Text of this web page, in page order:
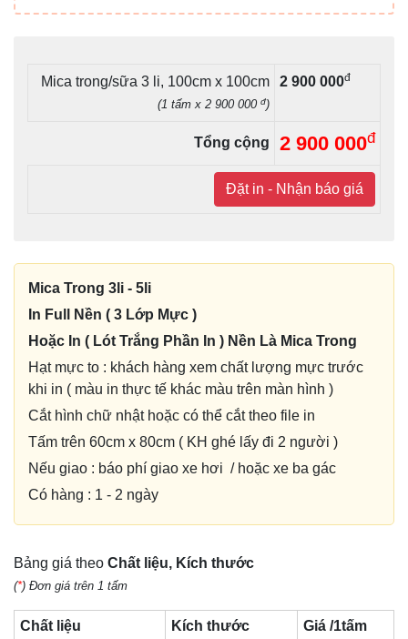
Mica trong/sữa 3 li, 100cm x 100cm
(1 tấm x 2 900 000 đ)
2 900 000đ
Tổng cộng 2 900 000đ
Đặt in - Nhận báo giá
Mica Trong 3li - 5li
In Full Nền ( 3 Lớp Mực )
Hoặc In ( Lót Trắng Phần In ) Nền Là Mica Trong
Hạt mực to : khách hàng xem chất lượng mực trước
khi in ( màu in thực tế khác màu trên màn hình )
Cắt hình chữ nhật hoặc có thể cắt theo file in
Tấm trên 60cm x 80cm ( KH ghé lấy đi 2 người )
Nếu giao : báo phí giao xe hơi / hoặc xe ba gác
Có hàng : 1 - 2 ngày
Bảng giá theo Chất liệu, Kích thước
(*) Đơn giá trên 1 tấm
Chất liệu Kích thước Giá /1tấm